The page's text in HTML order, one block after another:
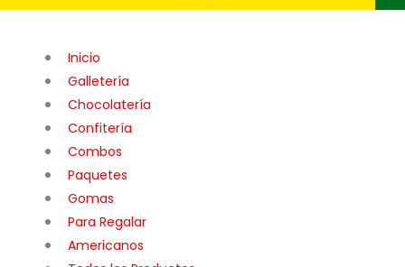
Inicio
Galletería
Chocolatería
Confitería
Combos
Paquetes
Gomas
Para Regalar
Americanos